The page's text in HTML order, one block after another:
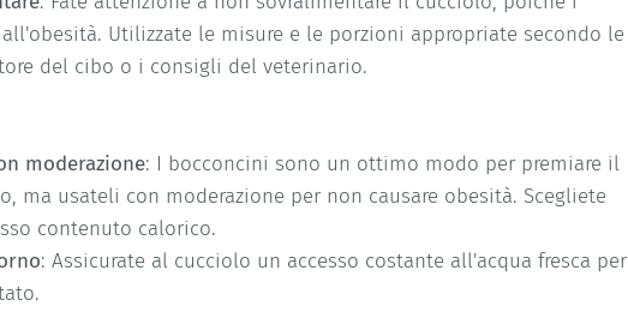
Utilizzate le misure e le porzioni appropriate secondo le
del cibo o i consigli del veterinario.
moderazione: I bocconcini sono un ottimo modo per premiare il
ma usateli con moderazione per non causare obesità. Scegliete
contenuto calorico.
: Assicurate al cucciolo un accesso costante all'acqua fresca per